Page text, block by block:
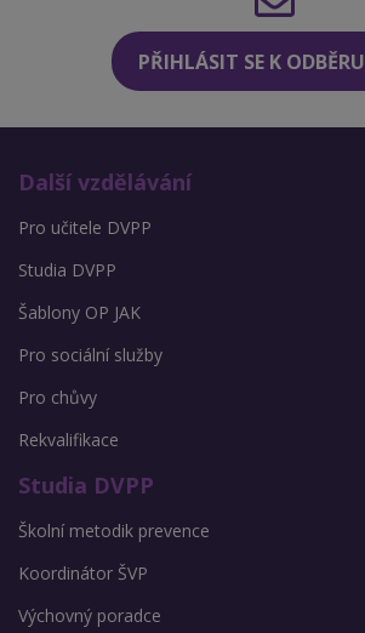
PŘIHLÁSIT SE K ODBĚRU
Další vzdělávání
Pro učitele DVPP
Studia DVPP
Šablony OP JAK
Pro sociální služby
Pro chůvy
Rekvalifikace
Studia DVPP
Školní metodik prevence
Koordinátor ŠVP
Výchovný poradce